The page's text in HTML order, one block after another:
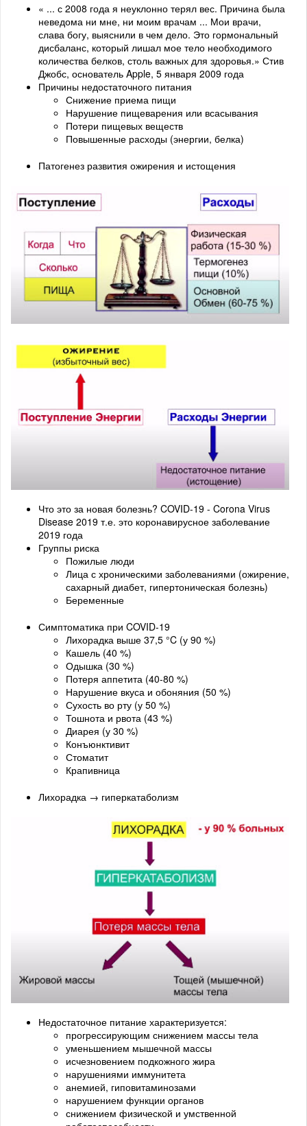
« ... с 2008 года я неуклонно терял вес. Причина была
неведома ни мне, ни моим врачам ... Мои врачи,
слава богу, выяснили в чем дело. Это гормональный
дисбаланс, который лишал мое тело необходимого
количества белков, столь важных для здоровья.» Стив
Джобс, основатель Apple, 5 января 2009 года
Причины недостаточного питания
Снижение приема пищи
Нарушение пищеварения или всасывания
Потери пищевых веществ
Повышенные расходы (энергии, белка)
Патогенез развития ожирения и истощения
Что это за новая болезнь? COVID-19 - Corona Virus
Disease 2019 т.е. это коронавирусное заболевание
2019 года
Группы риска
Пожилые люди
Лица с хроническими заболеваниями (ожирение,
сахарный диабет, гипертоническая болезнь)
Беременные
Симптоматика при COVID-19
Лихорадка выше 37,5 °C (у 90 %)
Кашель (40 %)
Одышка (30 %)
Потеря аппетита (40-80 %)
Нарушение вкуса и обоняния (50 %)
Сухость во рту (у 50 %)
Тошнота и рвота (43 %)
Диарея (у 30 %)
Конъюнктивит
Стоматит
Крапивница
Лихорадка → гиперкатаболизм
Недостаточное питание характеризуется:
прогрессирующим снижением массы тела
уменьшением мышечной массы
исчезновением подкожного жира
нарушениями иммунитета
анемией, гиповитаминозами
нарушением функции органов
снижением физической и умственной